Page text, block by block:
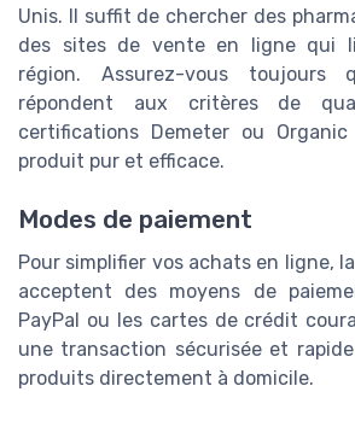
Unis. Il suffit de chercher des
des sites de vente en ligne qui
région. Assurez-vous toujours
répondent aux critères de
certifications Demeter ou
produit pur et efficace.
Modes de paiement
Pour simplifier vos achats en ligne,
acceptent des moyens de
PayPal ou les cartes de crédit
une transaction sécurisée et
produits directement à domicile.